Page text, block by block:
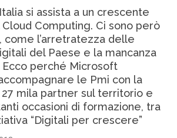
si assista a un crescente
Computing. Ci sono però
come l’arretratezza delle
del Paese e la mancanza
Ecco perché Microsoft
le Pmi con la
mila partner sul territorio e
occasioni di formazione, tra
“Digitali per crescere”